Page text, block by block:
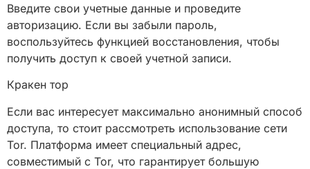
Введите свои учетные данные и проведите
авторизацию. Если вы забыли пароль,
воспользуйтесь функцией восстановления, чтобы
получить доступ к своей учетной записи.
Кракен тор
Если вас интересует максимально анонимный способ
доступа, то стоит рассмотреть использование сети
Tor. Платформа имеет специальный адрес,
совместимый с Tor, что гарантирует большую